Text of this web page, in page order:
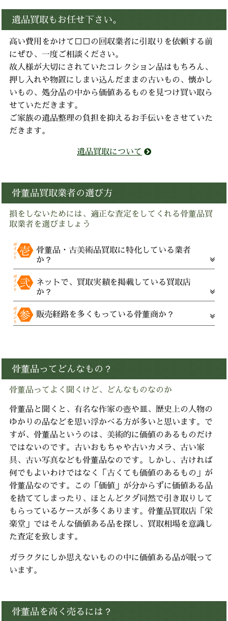
遺品買取もお任せ下さい。
高い費用をかけて□□の回収業者に引取りを依頼する前
にぜひ、一度ご相談ください。
故人様が大切にされていたコレクション品はもちろん、
押し入れや物置にしまい込んだままの古いもの、懐かし
いもの、処分品の中から価値あるものを見つけ買い取ら
せていただきます。
ご家族の遺品整理の負担を抑えるお手伝いをさせていた
だきます。
遺品買取について
骨董品買取業者の選び方
損をしないためには、適正な査定をしてくれる骨董品買
取業者を選びましょう
骨董品・古美術品買取に特化している業者
か？
ネットで、買取実績を掲載している買取店
か？
販売経路を多くもっている骨董商か？
骨董品ってどんなもの？
骨董品ってよく聞くけど、どんなものなのか
骨董品と聞くと、有名な作家の壺や皿、歴史上の人物の
ゆかりの品などを思い浮かべる方が多いと思います。で
すが、骨董品というのは、美術的に価値のあるものだけ
ではないのです。 古いおもちゃや古いカメラ、古い家
具、古い写真なども骨董品なのです。 しかし、古ければ
何でもよいわけではなく「古くても価値のあるもの」が
骨董品なのです。 この「価値」が分からずに価値ある品
を捨ててしまったり、 ほとんどタダ同然で引き取りして
もらっているケースが多くあります。 骨董品買取店「栄
楽堂」ではそんな価値ある品を探し、買取相場を意識し
た査定を致します。
ガラクタにしか思えないものの中に価値ある品が眠って
います。
骨董品を高く売るには？